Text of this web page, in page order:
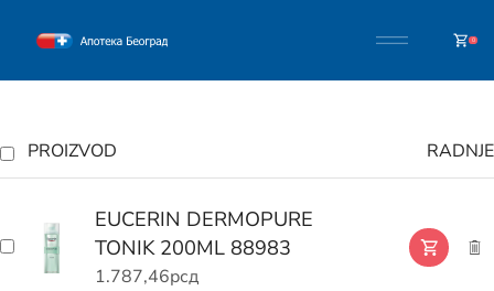
0
PROIZVOD RADNJE
EUCERIN DERMOPURE
TONIK 200ML 88983
1.787,46рсд